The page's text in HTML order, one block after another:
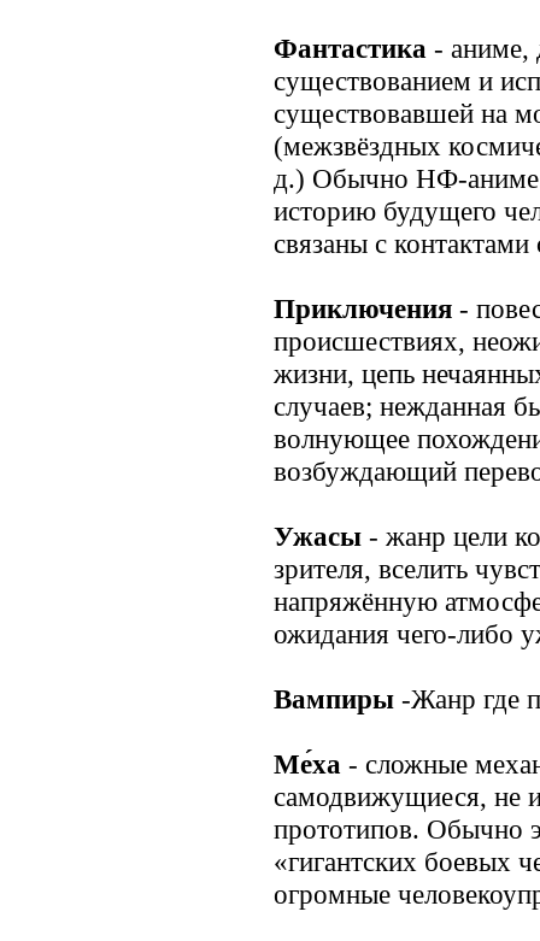
Фантастика - аниме,
существованием и
существовавшей на
(межзвёздных
д.) Обычно НФ-аниме
историю будущего
связаны с
Приключения -
происшествиях,
жизни, цепь
случаев; нежданная
волнующее
возбуждающий
Ужасы - жанр цели
зрителя, вселить
напряжённую
ожидания чего-либо
Вампиры -Жанр где
Ме́ха - сложные
самодвижущиеся, не
прототипов. Обычно
«гигантских боевых
огромные